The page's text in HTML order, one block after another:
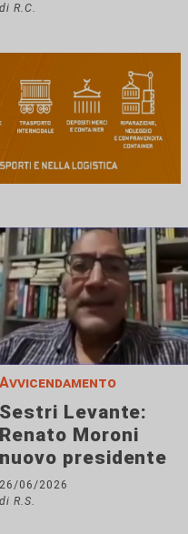
di R.C.
Avvicendamento
Sestri Levante:
Renato Moroni
nuovo presidente
26/06/2026
di R.S.